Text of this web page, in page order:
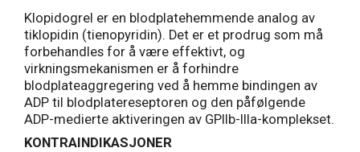
Klopidogrel er en blodplatehemmende analog av
tiklopidin (tienopyridin). Det er et prodrug som må
forbehandles for å være effektivt, og
virkningsmekanismen er å forhindre
blodplateaggregering ved å hemme bindingen av
ADP til blodplatereseptoren og den påfølgende
ADP-medierte aktiveringen av GPIIb-IIIa-komplekset.
KONTRAINDIKASJONER